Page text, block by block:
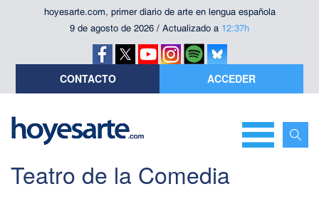
hoyesarte.com, primer diario de arte en lengua española
9 de agosto de 2026 / Actualizado a 12:37h
CONTACTO ACCEDER
Teatro de la Comedia